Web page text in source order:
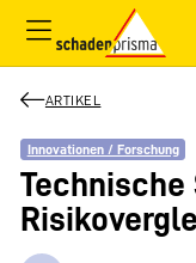
ARTIKEL
Innovationen / Forschung
Technische